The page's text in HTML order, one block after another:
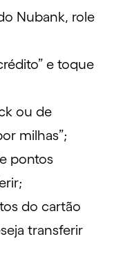
Nubank, role
e toque
ou de
milhas”;
pontos
do cartão
transferir